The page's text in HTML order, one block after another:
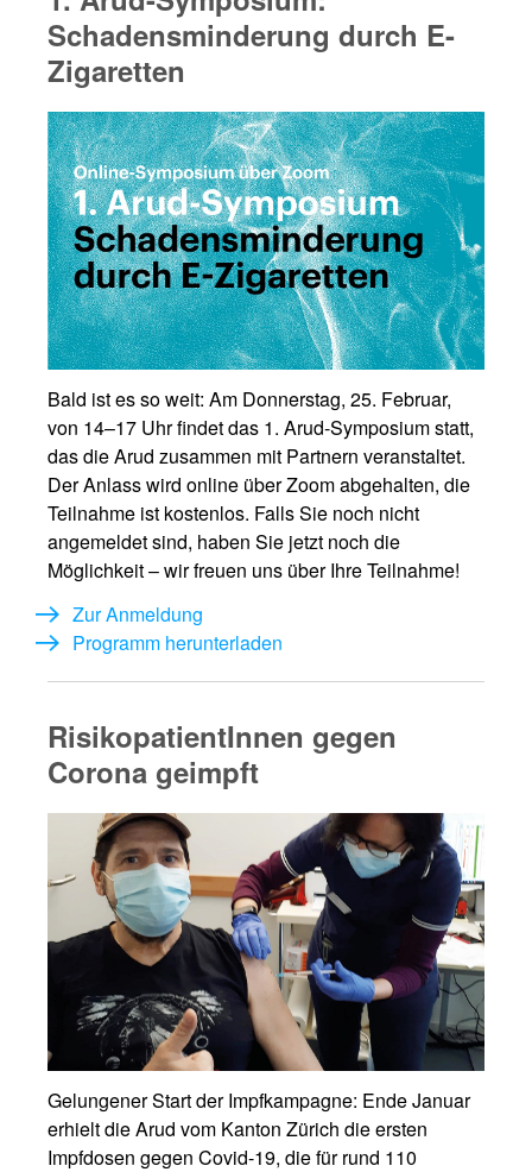
Schadensminderung durch E-
Zigaretten
Bald ist es so weit: Am Donnerstag, 25. Februar,
von 14–17 Uhr findet das 1. Arud-Symposium statt,
das die Arud zusammen mit Partnern veranstaltet.
Der Anlass wird online über Zoom abgehalten, die
Teilnahme ist kostenlos. Falls Sie noch nicht
angemeldet sind, haben Sie jetzt noch die
Möglichkeit – wir freuen uns über Ihre Teilnahme!
Zur Anmeldung
Programm herunterladen
RisikopatientInnen gegen
Corona geimpft
Gelungener Start der Impfkampagne: Ende Januar
erhielt die Arud vom Kanton Zürich die ersten
Impfdosen gegen Covid-19, die für rund 110